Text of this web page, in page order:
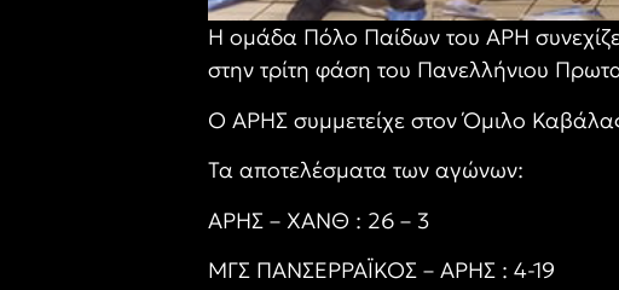
Η ομάδα Πόλο Παίδων του ΑΡΗ
στην τρίτη φάση του Πανελλήνιου
Ο ΑΡΗΣ συμμετείχε στον Όμιλο
Τα αποτελέσματα των αγώνων:
ΑΡΗΣ – ΧΑΝΘ : 26 – 3
ΜΓΣ ΠΑΝΣΕΡΡΑΪΚΟΣ – ΑΡΗΣ : 4-19